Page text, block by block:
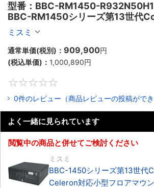
型番：BBC-RM1450-
BBC-RM1450シリーズ第13世代
Celeron対応ラックマウント4PCIe
ミスミ
通常単価(税別)： 909,900円
(税込単価)： 1,000,890円
0件のレビュー（商品レビューの投稿ができ
よく一緒に見られています
閲覧中の商品と併せてご検討ください
ミスミ
BBC-1450シリーズ第13世代
Celeron対応小型フロアマウ